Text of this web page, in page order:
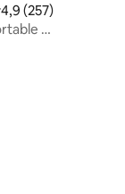
moyenne de
4,9 (257)
à